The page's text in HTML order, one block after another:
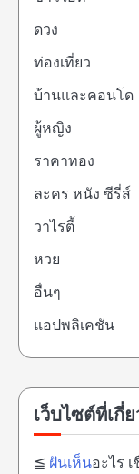
ดวง
ท่องเที่ยว
บ้านและคอนโด
ผู้หญิง
ราคาทอง
ละคร หนัง ซีรี่ส์
วาไรตี้
หวย
อื่นๆ
แอปพลิเคชัน
เว็บไซต์ที่เกี่
≦ ฝันเห็นอะไร